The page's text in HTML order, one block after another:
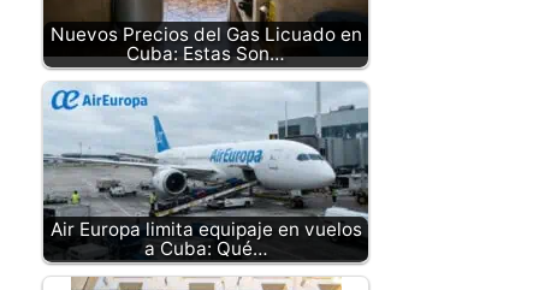
Nuevos Precios del Gas Licuado en
Cuba: Estas Son…
Air Europa limita equipaje en vuelos
a Cuba: Qué…